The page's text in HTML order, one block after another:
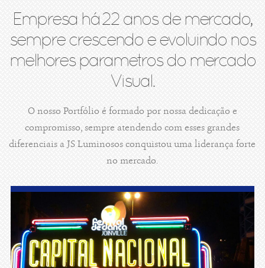
Empresa há 22 anos de mercado,
sempre crescendo e evoluindo nos
melhores parametros do mercado
Visual.
O nosso Portfólio é formado por nossa dedicação e
compromisso, sempre atendendo com esses grandes
diferenciais a JS Luminosos conquistou uma liderança forte
no mercado.